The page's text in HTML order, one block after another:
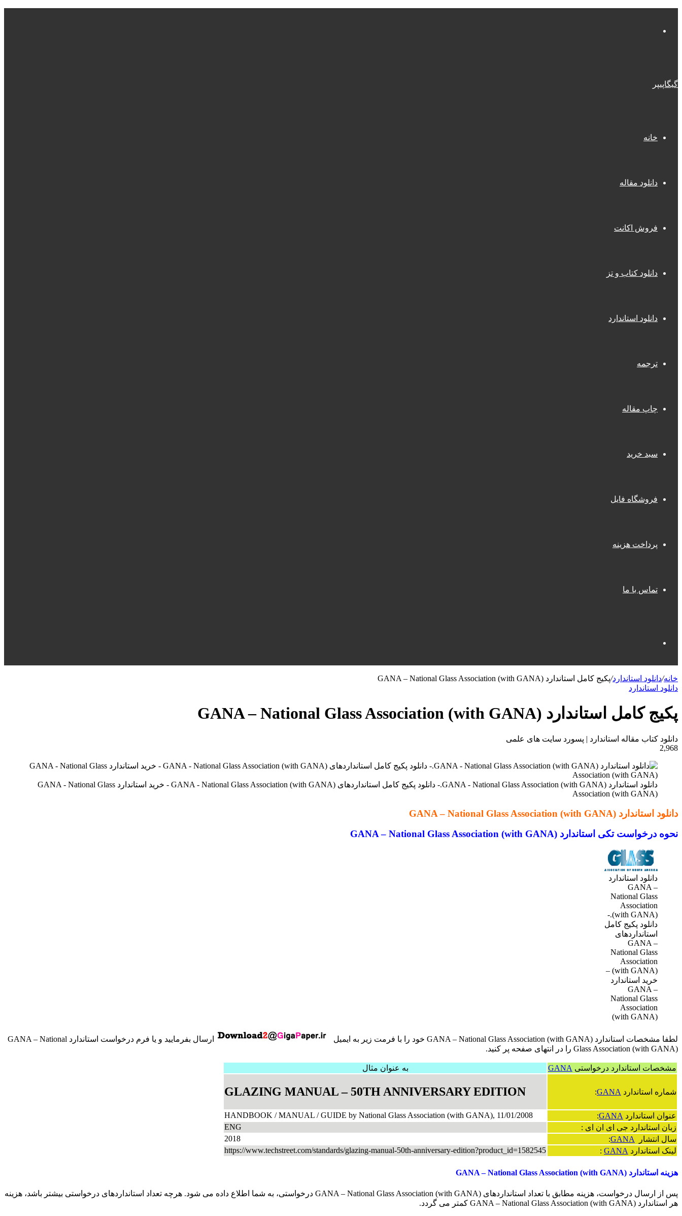
گیگاپیپر
خانه
دانلود مقاله
فروش اکانت
دانلود کتاب و تز
دانلود استاندارد
ترجمه
چاپ مقاله
سبد خرید
فروشگاه فایل
پرداخت هزینه
تماس با ما
برای
خانه/دانلود استاندارد/پکیج کامل استاندارد GANA – National Glass Association (with GANA)
دانلود استاندارد
پکیج کامل استاندارد GANA – National Glass Association (with GANA)
دانلود کتاب مقاله استاندارد | پسورد سایت های علمی
2,968
دانلود استاندارد GANA - National Glass Association (with GANA).- دانلود پکیج کامل استانداردهای GANA - National Glass Association (with GANA) - خرید استاندارد GANA - National Glass
Association (with GANA)
دانلود استاندارد GANA – National Glass Association (with GANA)
نحوه درخواست تکی استاندارد GANA – National Glass Association (with GANA)
دانلود استاندارد
GANA –
National Glass
Association
(with GANA).-
دانلود پکیج کامل
استانداردهای
GANA –
National Glass
Association
(with GANA) –
خرید استاندارد
GANA –
National Glass
Association
(with GANA)
لطفا مشخصات استاندارد GANA – National Glass Association (with GANA) خود را با فرمت زیر به ایمیل
ارسال بفرمایید و یا فرم درخواست استاندارد GANA – National
Glass Association (with GANA) را در انتهای صفحه پر کنید.
مشخصات استاندارد درخواستی GANA به عنوان مثال
شماره استاندارد GANA
:
GLAZING MANUAL – 50TH ANNIVERSARY EDITION
عنوان استاندارد GANA
:
HANDBOOK / MANUAL / GUIDE by National Glass Association (with GANA), 11/01/2008
زبان استاندارد جی ای ان ای :
ENG
سال انتشار
GANA
:
2018
لینک استاندارد GANA
:
https://www.techstreet.com/standards/glazing-manual-50th-anniversary-edition?product_id=1582545
هزینه استاندارد GANA – National Glass Association (with GANA)
پس از ارسال درخواست، هزینه مطابق با تعداد استانداردهای GANA – National Glass Association (with GANA) درخواستی، به شما اطلاع داده می شود. هرچه تعداد استانداردهای درخواستی بیشتر باشد، هزینه
هر استاندارد GANA – National Glass Association (with GANA) کمتر می گردد.